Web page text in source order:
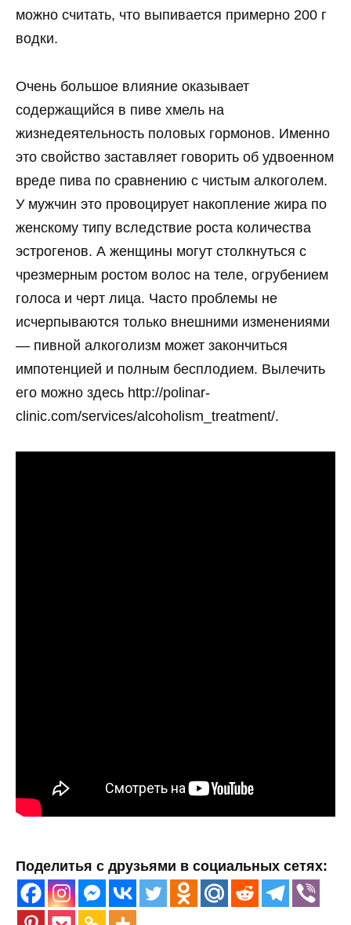
можно считать, что выпивается примерно 200 г
водки.
Очень большое влияние оказывает
содержащийся в пиве хмель на
жизнедеятельность половых гормонов. Именно
это свойство заставляет говорить об удвоенном
вреде пива по сравнению с чистым алкоголем.
У мужчин это провоцирует накопление жира по
женскому типу вследствие роста количества
эстрогенов. А женщины могут столкнуться с
чрезмерным ростом волос на теле, огрубением
голоса и черт лица. Часто проблемы не
исчерпываются только внешними изменениями
— пивной алкоголизм может закончиться
импотенцией и полным бесплодием. Вылечить
его можно здесь http://polinar-
clinic.com/services/alcoholism_treatment/.
Поделитья с друзьями в социальных сетях: